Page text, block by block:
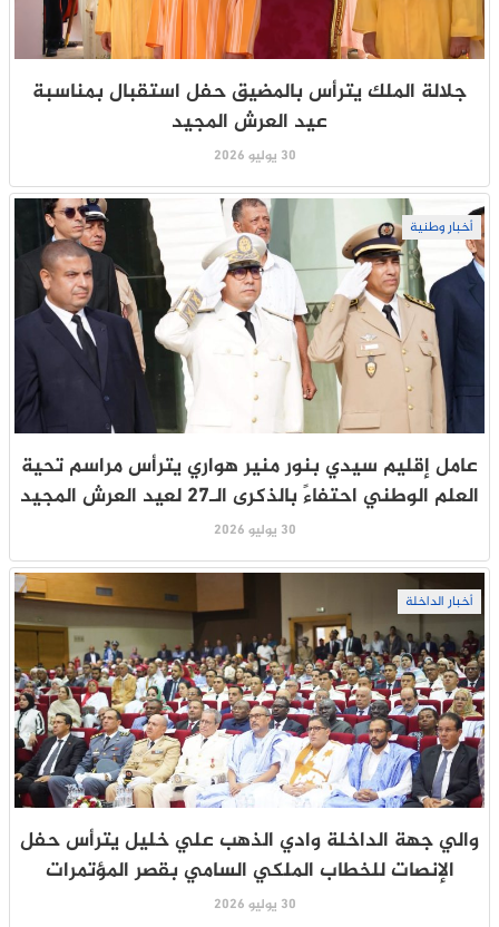
جلالة الملك يترأس بالمضيق حفل استقبال بمناسبة
عيد العرش المجيد
30 يوليو 2026
أخبار وطنية
عامل إقليم سيدي بنور منير هواري يترأس مراسم تحية
العلم الوطني احتفاءً بالذكرى الـ27 لعيد العرش المجيد
30 يوليو 2026
أخبار الداخلة
والي جهة الداخلة وادي الذهب علي خليل يترأس حفل
الإنصات للخطاب الملكي السامي بقصر المؤتمرات
30 يوليو 2026